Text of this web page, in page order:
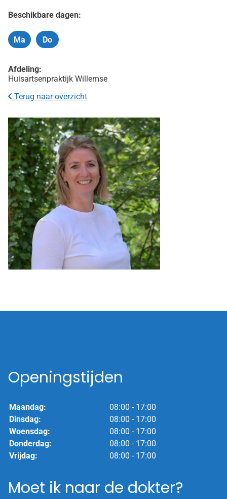
Beschikbare dagen:
Maandag
Ma Donderdag
Do
Afdeling:
Huisartsenpraktijk Willemse
Terug naar overzicht
Openingstijden
Maandag:
08:00 - 17:00
Dinsdag:
08:00 - 17:00
Woensdag:
08:00 - 17:00
Donderdag:
08:00 - 17:00
Vrijdag:
08:00 - 17:00
Moet ik naar de dokter?